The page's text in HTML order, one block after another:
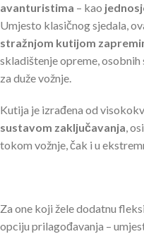
avanturistima – kao
Umjesto klasičnog sjedala,
stražnjom kutijom
skladištenje opreme,
za duže vožnje.
Kutija je izrađena od
sustavom zaključavanja,
tokom vožnje, čak i u
Za one koji žele dodatnu
opciju prilagođavanja –